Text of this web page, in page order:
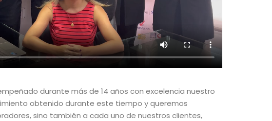
durante más de 14 años con excelencia nuestro
obtenido durante este tiempo y queremos
sino también a cada uno de nuestros clientes,